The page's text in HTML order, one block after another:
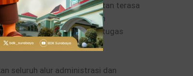
KMA. Suasana kegiatan terasa
peserta bebas bertanya dan
mereka temui dalam tugas
seluruh alur administrasi dan